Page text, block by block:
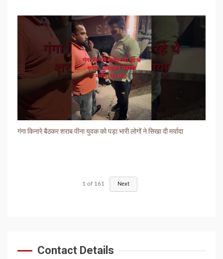
गंगा किनारे बैठकर शराब पीना युवक को पड़ा भारी लोगों ने सिखा दी मर्यादा
1 of 161 Next
Contact Details